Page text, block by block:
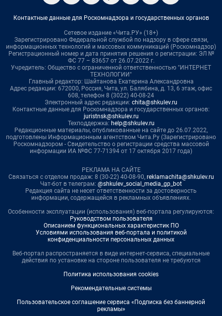
Контактные данные для Роскомнадзора и государственных органов
Сетевое издание «Чита.РУ» (18+)
Зарегистрировано Федеральной службой по надзору в сфере связи,
информационных технологий и массовых коммуникаций (Роскомнадзор)
Регистрационный номер и дата принятия решения о регистрации: ЭЛ №
ФС 77 – 83657 от 26.07.2022 г.
Учредитель: Общество с ограниченной ответственностью "ИНТЕРНЕТ
ТЕХНОЛОГИИ"
Главный редактор: Шайтанова Екатерина Александровна
Адрес редакции: 672000, Россия, Чита, ул. Балябина, д. 13, 6 этаж, офис
608, телефон 8 (3022) 40-08-24
Электронный адрес редакции: chita@shkulev.ru
Контактные данные для Роскомнадзора и государственных органов:
juristnsk@shkulev.ru
Техподдержка: help@shkulev.ru
Редакционные материалы, опубликованные на сайте до 26.07.2022,
подготовлены Информационным агентством Чита.Ру (Зарегистрировано
Роскомнадзором - Свидетельство о регистрации средства массовой
информации ИА №ФС 77-71394 от 17 октября 2017 года)
РЕКЛАМА НА САЙТЕ
Связаться с отделом продаж: 8 (30-22) 40-08-90, reklamachita@shkulev.ru
Чат-бот в телеграм: @shkulev_social_media_gp_bot
Редакция сайта не несет ответственности за достоверность
информации, содержащейся в рекламных объявлениях.
Особенности эксплуатации (использования) веб-портала регулируются:
Руководством пользователя
Описанием функциональных характеристик ПО
Условиями использования веб-портала и политикой
конфиденциальности персональных данных
Веб-портал распространяется в виде интернет-сервиса, специальные
действия по установке на стороне пользователя не требуются
Политика использования cookies
Рекомендательные системы
Пользовательское соглашение сервиса «Подписка без баннерной
рекламы»